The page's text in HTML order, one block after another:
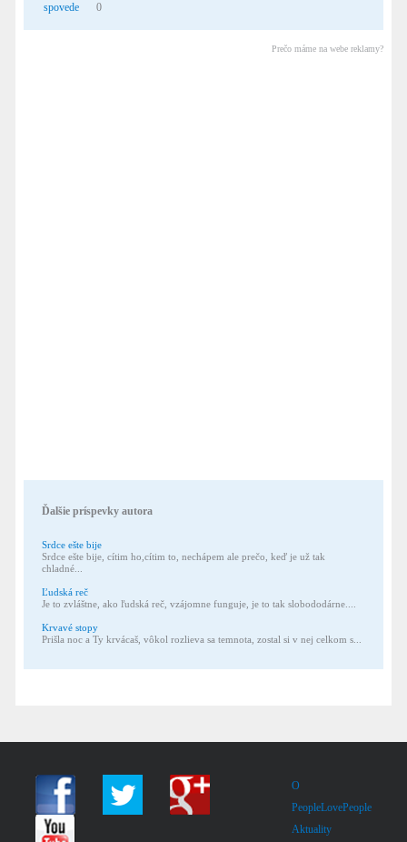
spovede
0
Prečo máme na webe reklamy?
Ďalšie príspevky autora
Srdce ešte bije
Srdce ešte bije, cítim ho,cítim to, nechápem ale prečo, keď je už tak
chladné...
Ľudská reč
Je to zvláštne, ako ľudská reč, vzájomne funguje, je to tak slobododárne....
Krvavé stopy
Prišla noc a Ty krvácaš, vôkol rozlieva sa temnota, zostal si v nej celkom s...
O
PeopleLovePeople
Aktuality